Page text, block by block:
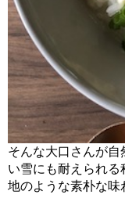
そんな大口さんが
い雪にも耐えられ
地のような素朴な味